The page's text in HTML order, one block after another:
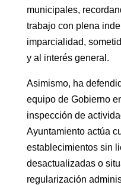
municipales,
trabajo con plena
imparcialidad,
y al interés general.
Asimismo, ha
equipo de Gobierno
inspección de
Ayuntamiento actúa
establecimientos sin
desactualizadas o
regularización